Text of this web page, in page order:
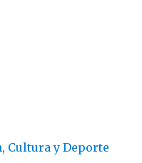
Cultura y Deporte